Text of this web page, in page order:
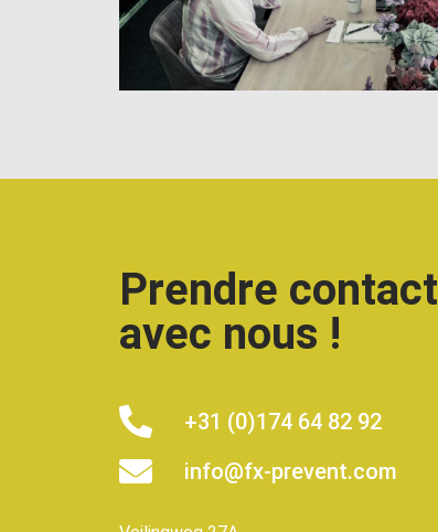
Prendre contact
avec nous !
+31 (0)174 64 82 92
info@fx-prevent.com